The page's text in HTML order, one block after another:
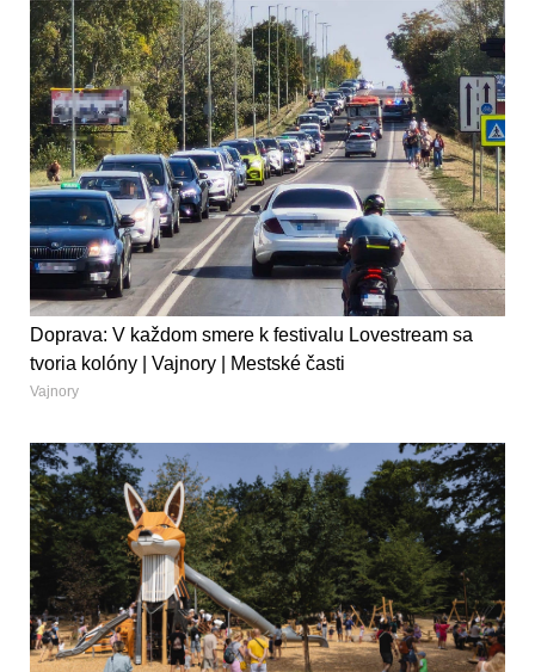
Doprava: V každom smere k festivalu Lovestream sa
tvoria kolóny | Vajnory | Mestské časti
Vajnory